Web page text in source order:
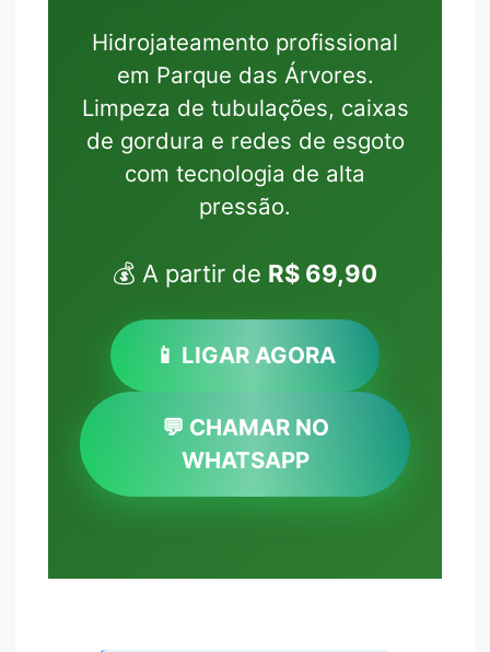
Hidrojateamento profissional
em Parque das Árvores.
Limpeza de tubulações, caixas
de gordura e redes de esgoto
com tecnologia de alta
pressão.
💰 A partir de R$ 69,90
📱 LIGAR AGORA
💬 CHAMAR NO
WHATSAPP